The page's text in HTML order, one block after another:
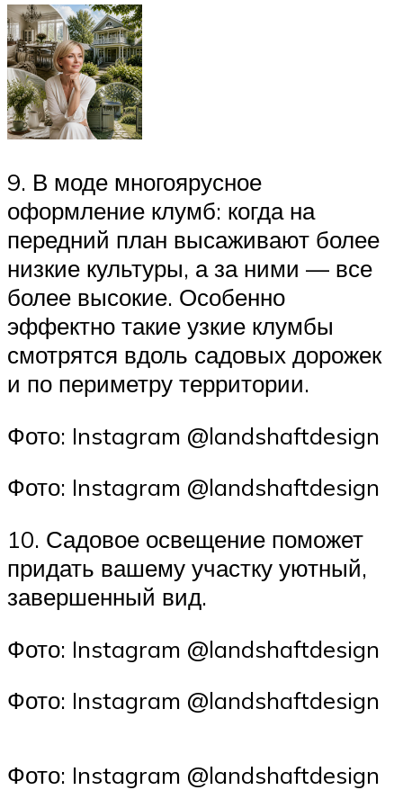
9. В моде многоярусное
оформление клумб: когда на
передний план высаживают более
низкие культуры, а за ними — все
более высокие. Особенно
эффектно такие узкие клумбы
смотрятся вдоль садовых дорожек
и по периметру территории.
Фото: Instagram @landshaftdesign
Фото: Instagram @landshaftdesign
10. Садовое освещение поможет
придать вашему участку уютный,
завершенный вид.
Фото: Instagram @landshaftdesign
Фото: Instagram @landshaftdesign
Фото: Instagram @landshaftdesign